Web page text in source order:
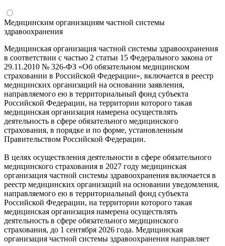
Медицинским организациям частной системы
здравоохранения
Медицинская организация частной системы здравоохранения
в соответствии с частью 2 статьи 15 Федерального закона от
29.11.2010 № 326-ФЗ «Об обязательном медицинском
страховании в Российской Федерации», включается в реестр
медицинских организаций на основании заявления,
направляемого ею в территориальный фонд субъекта
Российской Федерации, на территории которого такая
медицинская организация намерена осуществлять
деятельность в сфере обязательного медицинского
страхования, в порядке и по форме, установленным
Правительством Российской Федерации.
В целях осуществления деятельности в сфере обязательного
медицинского страхования в 2027 году медицинская
организация частной системы здравоохранения включается в
реестр медицинских организаций на основании уведомления,
направляемого ею в территориальный фонд субъекта
Российской Федерации, на территории которого такая
медицинская организация намерена осуществлять
деятельность в сфере обязательного медицинского
страхования, до 1 сентября 2026 года. Медицинская
организация частной системы здравоохранения направляет